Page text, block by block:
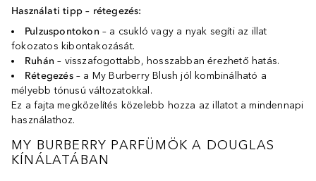
Használati tipp – rétegezés:
Pulzuspontokon – a csukló vagy a nyak segíti az illat
fokozatos kibontakozását.
Ruhán – visszafogottabb, hosszabban érezhető hatás.
Rétegezés– a My Burberry Blush jól kombinálható a
mélyebb tónusú változatokkal.
Ez a fajta megközelítés közelebb hozza az illatot a mindennapi
használathoz.
MY BURBERRY PARFÜMÖK A DOUGLAS
KÍNÁLATÁBAN